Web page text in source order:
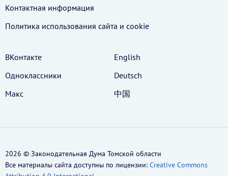
Контактная информация
Политика использования cайта и cookie
ВКонтакте
Одноклассники
Макс
English
Deutsch
中国
2026 © Законодательная Дума Томской области
Все материалы сайта доступны по лицензии: Creative Commons